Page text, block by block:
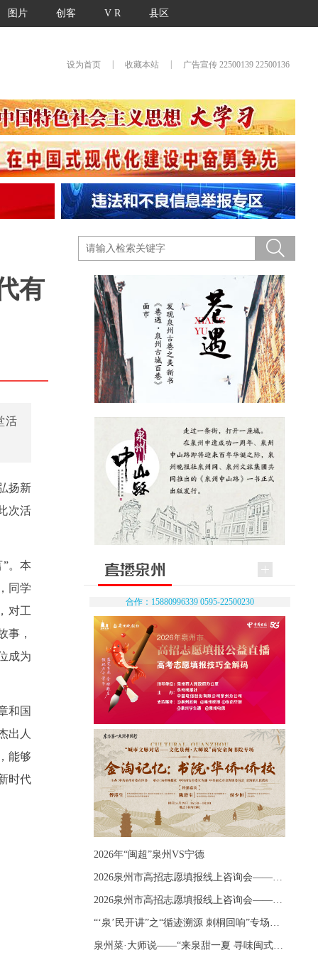
图片 创客 V R 县区
设为首页 收藏本站 广告宣传 22500139 22500136
有
活
扬新
次活
。本
同学
对工
事，
成为
和国
出人
能够
时代
合作：15880996339 0595-22500230
2026年“闽超”泉州VS宁德